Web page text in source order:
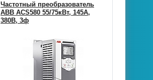
Частотный преобразователь
ABB ACS580 55/75кВт, 145А,
380В, 3ф